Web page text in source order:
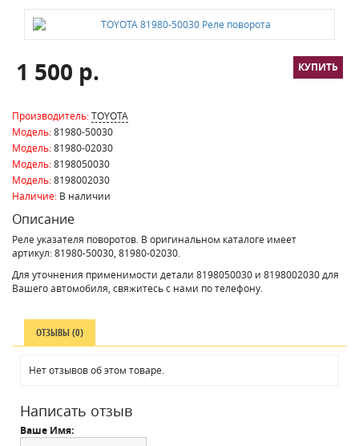
1 500 р.
Производитель:TOYOTA
Модель:81980-50030
Модель:81980-02030
Модель:8198050030
Модель:8198002030
Наличие: В наличии
Описание
Реле указателя поворотов. В оригинальном каталоге имеет
артикул: 81980-50030, 81980-02030.
Для уточнения применимости детали 8198050030 и 8198002030 для
Вашего автомобиля, свяжитесь с нами по телефону.
ОТЗЫВЫ (0)
Нет отзывов об этом товаре.
Написать отзыв
Ваше Имя: